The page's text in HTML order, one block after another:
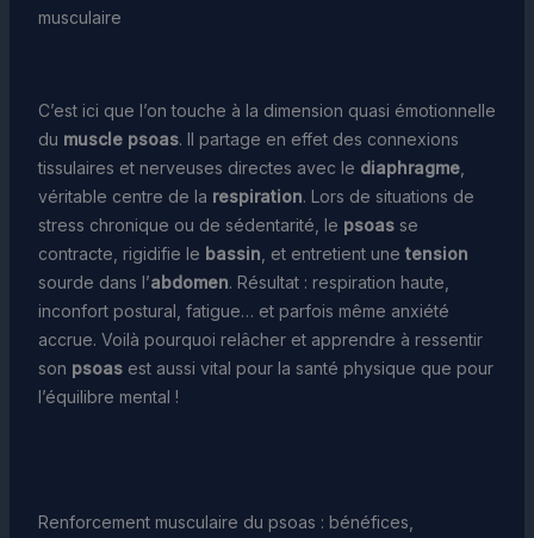
musculaire
C’est ici que l’on touche à la dimension quasi émotionnelle
du muscle psoas. Il partage en effet des connexions
tissulaires et nerveuses directes avec le diaphragme,
véritable centre de la respiration. Lors de situations de
stress chronique ou de sédentarité, le psoasse
contracte, rigidifie le bassin , et entretient une tension
sourde dans l’abdomen. Résultat : respiration haute,
inconfort postural, fatigue… et parfois même anxiété
accrue. Voilà pourquoi relâcher et apprendre à ressentir
son psoasest aussi vital pour la santé physique que pour
l’équilibre mental !
Renforcement musculaire du psoas : bénéfices,